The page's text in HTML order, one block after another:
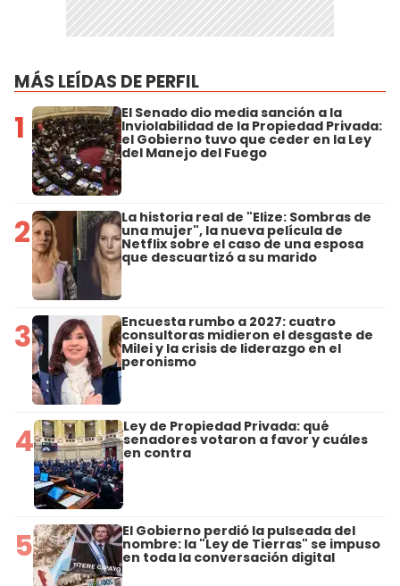
MÁS LEÍDAS DE PERFIL
1 El Senado dio media sanción a la
Inviolabilidad de la Propiedad Privada:
el Gobierno tuvo que ceder en la Ley
del Manejo del Fuego
2 La historia real de "Elize: Sombras de
una mujer", la nueva película de
Netflix sobre el caso de una esposa
que descuartizó a su marido
3 Encuesta rumbo a 2027: cuatro
consultoras midieron el desgaste de
Milei y la crisis de liderazgo en el
peronismo
4 Ley de Propiedad Privada: qué
senadores votaron a favor y cuáles
en contra
5 El Gobierno perdió la pulseada del
nombre: la "Ley de Tierras" se impuso
en toda la conversación digital